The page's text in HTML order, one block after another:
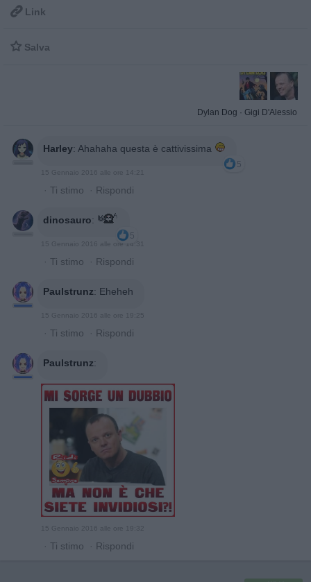
 Link
 Salva
Dylan Dog · Gigi D'Alessio
Harley: Ahahaha questa è cattivissima
5
15 Gennaio 2016 alle ore 14:21
· Ti stimo · Rispondi
dinosauro:
5
15 Gennaio 2016 alle ore 14:31
· Ti stimo · Rispondi
Paulstrunz: Eheheh
15 Gennaio 2016 alle ore 19:25
· Ti stimo · Rispondi
Paulstrunz:
15 Gennaio 2016 alle ore 19:32
· Ti stimo · Rispondi